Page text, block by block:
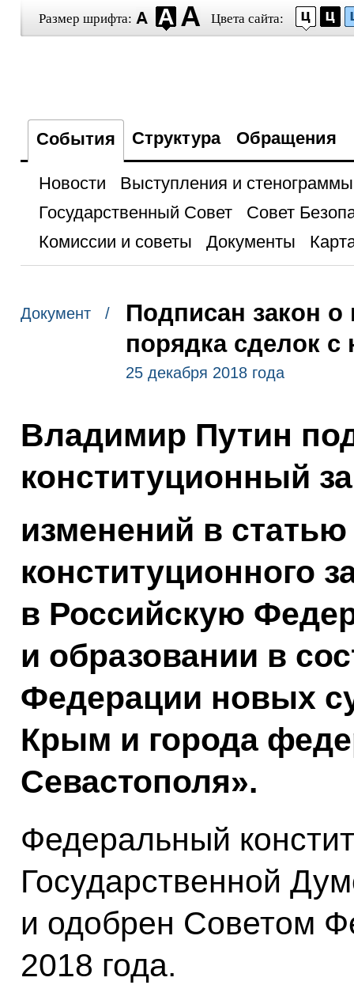
Размер шрифта: Цвета сайта:
События Структура Обращения
Новости
Выступления и стенограммы
Государственный Совет
Совет
Комиссии и советы
Документы
Документ /
Подписан закон о
порядка сделок
25 декабря 2018 года
Владимир Путин
конституционный
изменений в статью
конституционного
в Российскую
и образовании в
Федерации новых
Крым и города
Севастополя».
Федеральный
Государственной
и одобрен Советом
2018 года.